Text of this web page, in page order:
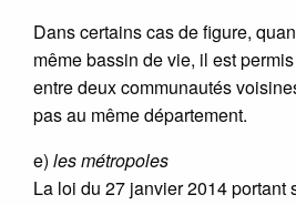
Dans certains cas de figure,
même bassin de vie, il est
entre deux communautés
pas au même département.
e) les métropoles
La loi du 27 janvier 2014 portant